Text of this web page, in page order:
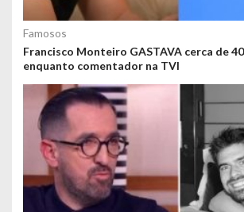
Famosos
Francisco Monteiro GASTAVA cerca de
enquanto comentador na TVI